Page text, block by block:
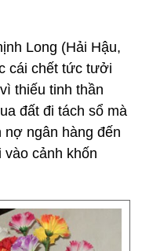
Long (Hải Hậu,
cái chết tức tưởi
thiếu tinh thần
đất đi tách sổ mà
ngân hàng đến
cảnh khốn